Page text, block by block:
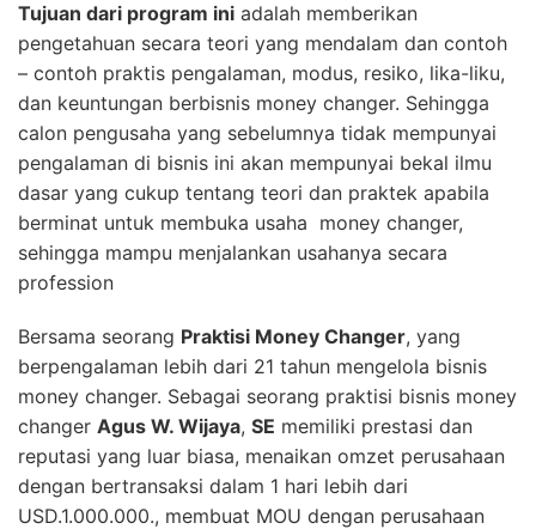
Tujuan dari program ini adalah memberikan
pengetahuan secara teori yang mendalam dan contoh
– contoh praktis pengalaman, modus, resiko, lika-liku,
dan keuntungan berbisnis money changer. Sehingga
calon pengusaha yang sebelumnya tidak mempunyai
pengalaman di bisnis ini akan mempunyai bekal ilmu
dasar yang cukup tentang teori dan praktek apabila
berminat untuk membuka usaha money changer,
sehingga mampu menjalankan usahanya secara
profession
Bersama seorang Praktisi Money Changer, yang
berpengalaman lebih dari 21 tahun mengelola bisnis
money changer. Sebagai seorang praktisi bisnis money
changer Agus W. Wijaya, SE memiliki prestasi dan
reputasi yang luar biasa, menaikan omzet perusahaan
dengan bertransaksi dalam 1 hari lebih dari
USD.1.000.000., membuat MOU dengan perusahaan